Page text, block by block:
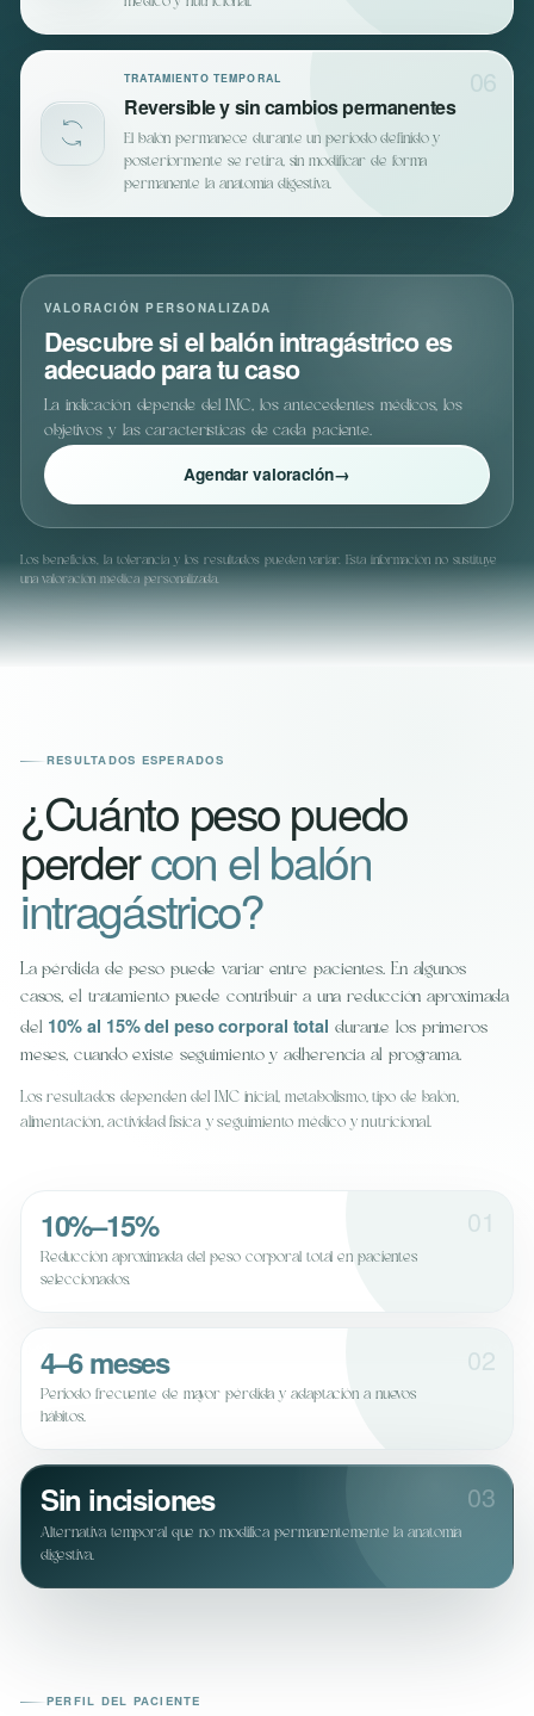
06
TRATAMIENTO TEMPORAL
Reversible y sin cambios permanentes
El balón permanece durante un periodo definido y
posteriormente se retira, sin modificar de forma
permanente la anatomía digestiva.
VALORACIÓN PERSONALIZADA
Descubre si el balón intragástrico es
adecuado para tu caso
La indicación depende del IMC, los antecedentes médicos, los
objetivos y las características de cada paciente.
Agendar valoración→
Los beneficios, la tolerancia y los resultados pueden variar. Esta información no sustituye
una valoración médica personalizada.
RESULTADOS ESPERADOS
¿Cuánto peso puedo
perdercon el balón
intragástrico?
La pérdida de peso puede variar entre pacientes. En algunos
casos, el tratamiento puede contribuir a una reducción aproximada
del 10% al 15% del peso corporal total durante los primeros
meses, cuando existe seguimiento y adherencia al programa.
Los resultados dependen del IMC inicial, metabolismo, tipo de balón,
alimentación, actividad física y seguimiento médico y nutricional.
01
10%–15%
Reducción aproximada del peso corporal total en pacientes
seleccionados.
02
4–6 meses
Periodo frecuente de mayor pérdida y adaptación a nuevos
hábitos.
03
Sin incisiones
Alternativa temporal que no modifica permanentemente la anatomía
digestiva.
PERFIL DEL PACIENTE